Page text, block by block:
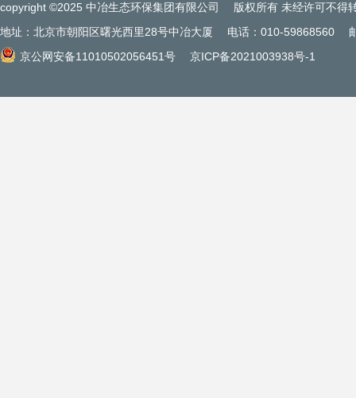
copyright ©2025 中冶生态环保集团有限公司
版权所有 未经许可不得
地址：北京市朝阳区曙光西里28号中冶大厦
电话：010-59868560
京公网安备11010502056451号
京ICP备2021003938号-1